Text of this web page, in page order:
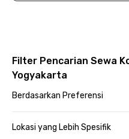
Filter Pencarian Sewa
Yogyakarta
Berdasarkan Preferensi
Lokasi yang Lebih Spesifik